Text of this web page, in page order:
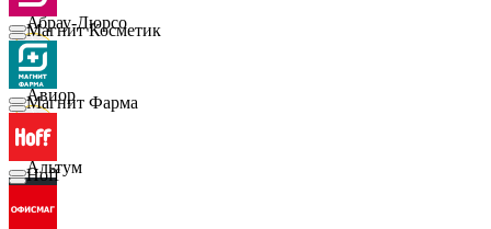
Абрау-Дюрсо
Авиор
Альтум
Магнит Косметик
Магнит Фарма
Hoff